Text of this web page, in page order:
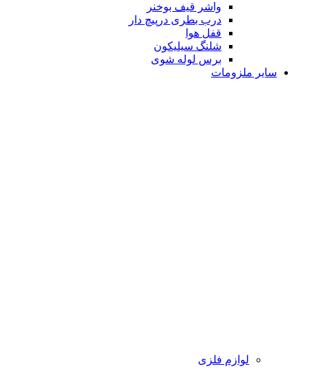
واشر قیف بوخنر
درب بطری درپیچ دار
قفل هوا
شلنگ سیلیکون
برس لوله شوی
سایر ملزومات
لوازم فلزی